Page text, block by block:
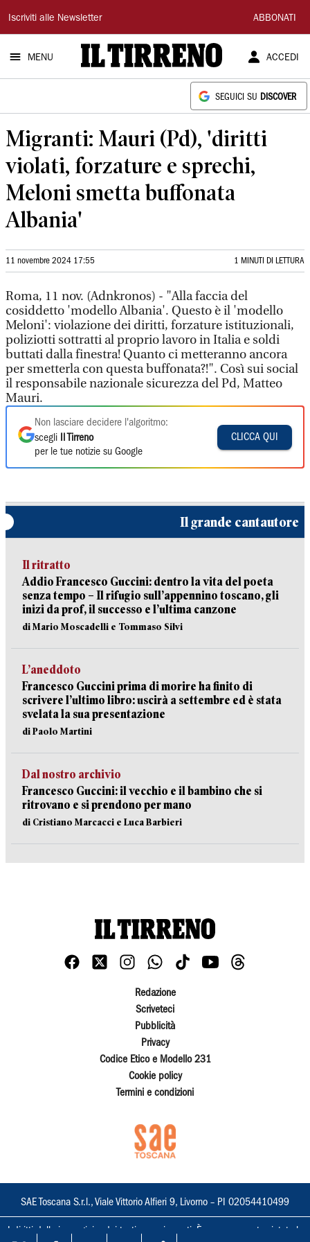
Il
Tirreno
Iscriviti alle Newsletter ABBONATI
MENU ACCEDI
SEGUICI SU DISCOVER
Migranti: Mauri (Pd), 'diritti
violati, forzature e sprechi,
Meloni smetta buffonata
Albania'
11 novembre 2024 17:55 1 MINUTI DI LETTURA
Roma, 11 nov. (Adnkronos) - "Alla faccia del
cosiddetto 'modello Albania'. Questo è il 'modello
Meloni': violazione dei diritti, forzature istituzionali,
poliziotti sottratti al proprio lavoro in Italia e soldi
buttati dalla finestra! Quanto ci metteranno ancora
per smetterla con questa buffonata?!". Così sui social
il responsabile nazionale sicurezza del Pd, Matteo
Mauri.
Non lasciare decidere l'algoritmo:
scegli
Il Tirreno
per le tue notizie su Google
CLICCA QUI
Il grande cantautore
Il ritratto
Addio Francesco Guccini: dentro la vita del poeta
senza tempo – Il rifugio sull’appennino toscano, gli
inizi da prof, il successo e l’ultima canzone
di Mario Moscadelli e Tommaso Silvi
L’aneddoto
Francesco Guccini prima di morire ha finito di
scrivere l’ultimo libro: uscirà a settembre ed è stata
svelata la sua presentazione
di Paolo Martini
Dal nostro archivio
Francesco Guccini: il vecchio e il bambino che si
ritrovano e si prendono per mano
di Cristiano Marcacci e Luca Barbieri
Redazione
Scriveteci
Pubblicità
Privacy
Codice Etico e Modello 231
Cookie policy
Termini e condizioni
SAE Toscana S.r.l., Viale Vittorio Alfieri 9, Livorno – PI 02054410499
I diritti delle immagini e dei testi sono riservati. È espressamente vietata la